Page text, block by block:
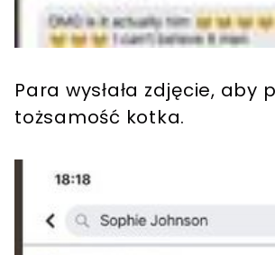
Para wysłała zdjęcie, aby
tożsamość kotka.